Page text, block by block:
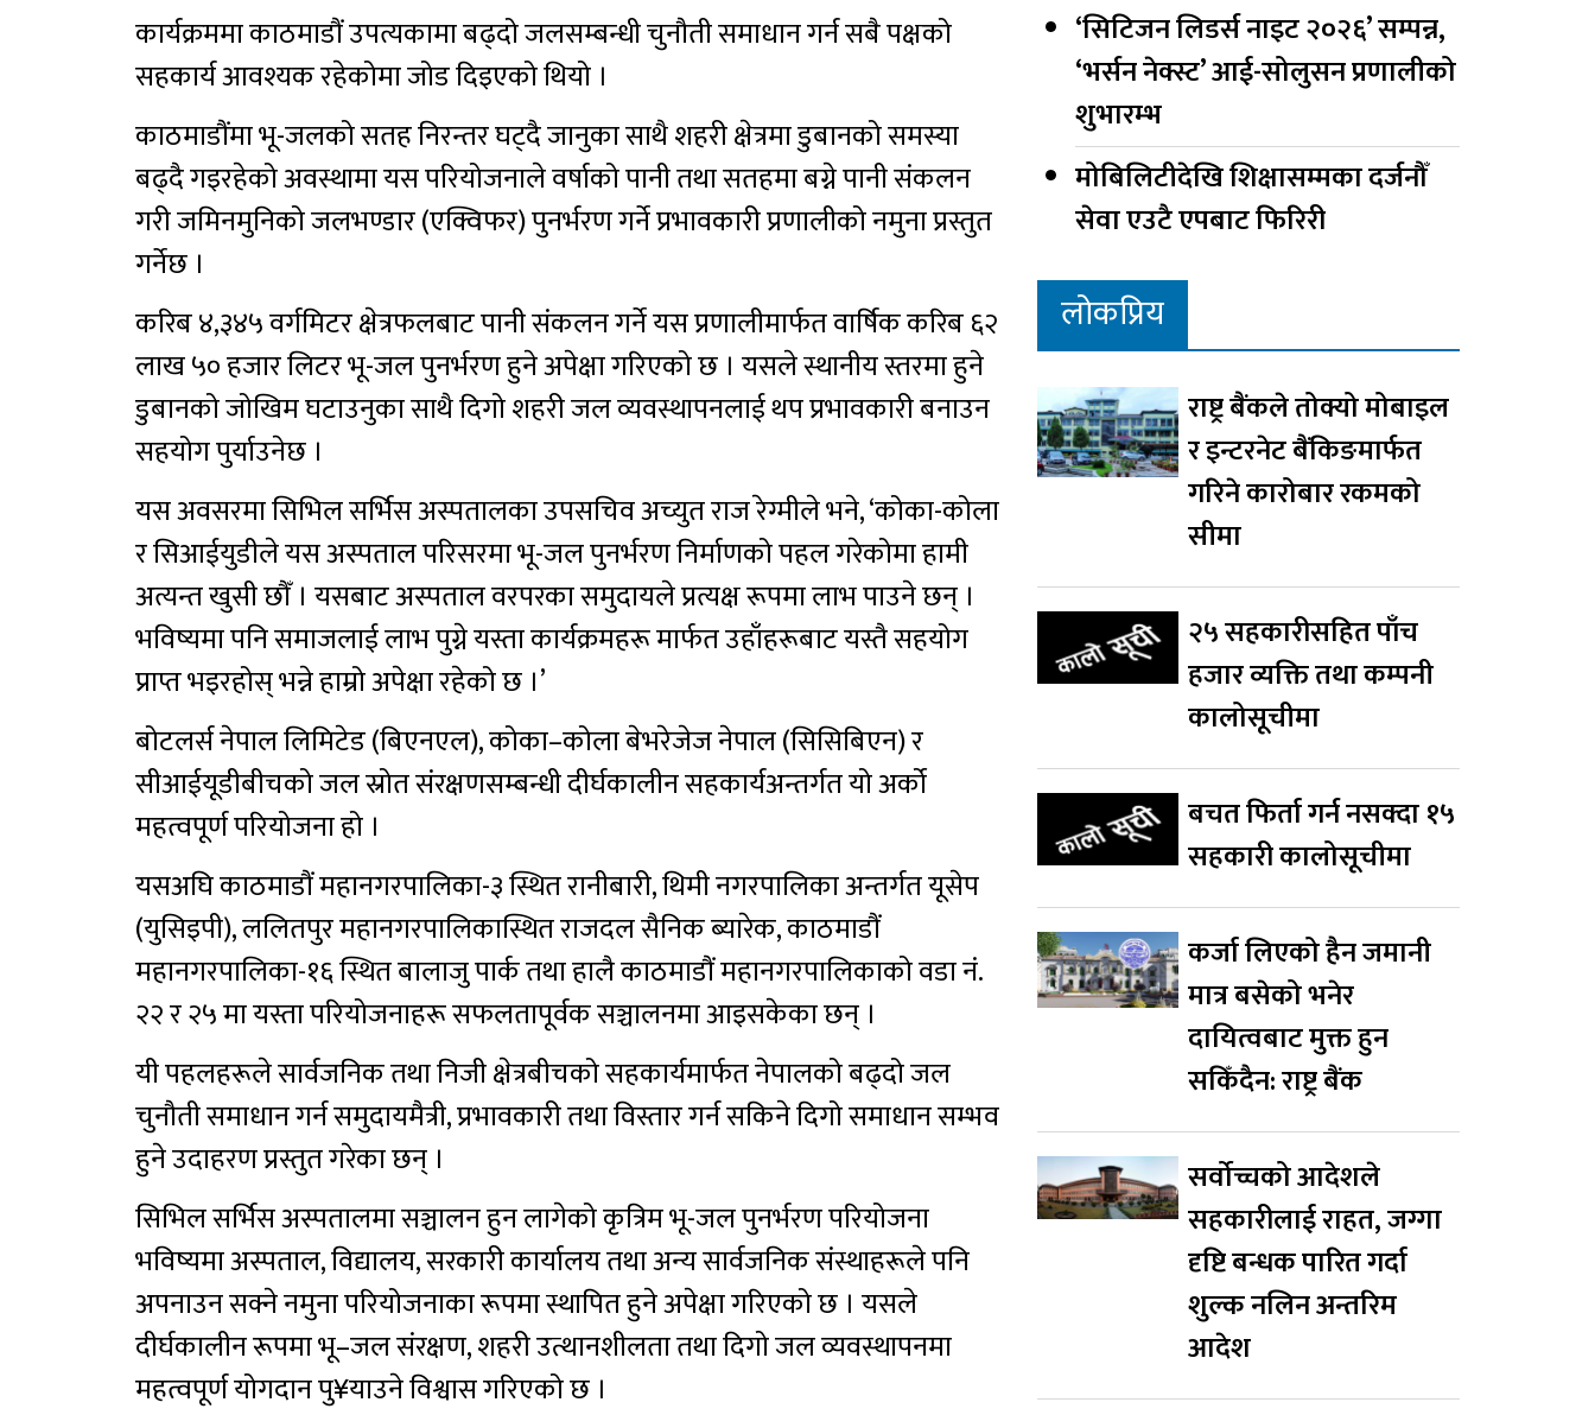
कार्यक्रममा काठमाडौं उपत्यकामा बढ्दो जलसम्बन्धी चुनौती समाधान गर्न सबै पक्षको
सहकार्य आवश्यक रहेकोमा जोड दिइएको थियो ।
काठमाडौंमा भू-जलको सतह निरन्तर घट्दै जानुका साथै शहरी क्षेत्रमा डुबानको समस्या
बढ्दै गइरहेको अवस्थामा यस परियोजनाले वर्षाको पानी तथा सतहमा बग्ने पानी संकलन
गरी जमिनमुनिको जलभण्डार (एक्विफर) पुनर्भरण गर्ने प्रभावकारी प्रणालीको नमुना प्रस्तुत
गर्नेछ ।
करिब ४,३४५ वर्गमिटर क्षेत्रफलबाट पानी संकलन गर्ने यस प्रणालीमार्फत वार्षिक करिब ६२
लाख ५० हजार लिटर भू-जल पुनर्भरण हुने अपेक्षा गरिएको छ । यसले स्थानीय स्तरमा हुने
डुबानको जोखिम घटाउनुका साथै दिगो शहरी जल व्यवस्थापनलाई थप प्रभावकारी बनाउन
सहयोग पुर्याउनेछ ।
यस अवसरमा सिभिल सर्भिस अस्पतालका उपसचिव अच्युत राज रेग्मीले भने, ‘कोका-कोला
र सिआईयुडीले यस अस्पताल परिसरमा भू-जल पुनर्भरण निर्माणको पहल गरेकोमा हामी
अत्यन्त खुसी छौँ । यसबाट अस्पताल वरपरका समुदायले प्रत्यक्ष रूपमा लाभ पाउने छन् ।
भविष्यमा पनि समाजलाई लाभ पुग्ने यस्ता कार्यक्रमहरू मार्फत उहाँहरूबाट यस्तै सहयोग
प्राप्त भइरहोस् भन्ने हाम्रो अपेक्षा रहेको छ ।’
बोटलर्स नेपाल लिमिटेड (बिएनएल), कोका–कोला बेभरेजेज नेपाल (सिसिबिएन) र
सीआईयूडीबीचको जल स्रोत संरक्षणसम्बन्धी दीर्घकालीन सहकार्यअन्तर्गत यो अर्को
महत्वपूर्ण परियोजना हो ।
यसअघि काठमाडौं महानगरपालिका-३ स्थित रानीबारी, थिमी नगरपालिका अन्तर्गत यूसेप
(युसिइपी), ललितपुर महानगरपालिकास्थित राजदल सैनिक ब्यारेक, काठमाडौं
महानगरपालिका-१६ स्थित बालाजु पार्क तथा हालै काठमाडौं महानगरपालिकाको वडा नं.
२२ र २५ मा यस्ता परियोजनाहरू सफलतापूर्वक सञ्चालनमा आइसकेका छन् ।
यी पहलहरूले सार्वजनिक तथा निजी क्षेत्रबीचको सहकार्यमार्फत नेपालको बढ्दो जल
चुनौती समाधान गर्न समुदायमैत्री, प्रभावकारी तथा विस्तार गर्न सकिने दिगो समाधान सम्भव
हुने उदाहरण प्रस्तुत गरेका छन् ।
सिभिल सर्भिस अस्पतालमा सञ्चालन हुन लागेको कृत्रिम भू-जल पुनर्भरण परियोजना
भविष्यमा अस्पताल, विद्यालय, सरकारी कार्यालय तथा अन्य सार्वजनिक संस्थाहरूले पनि
अपनाउन सक्ने नमुना परियोजनाका रूपमा स्थापित हुने अपेक्षा गरिएको छ । यसले
दीर्घकालीन रूपमा भू–जल संरक्षण, शहरी उत्थानशीलता तथा दिगो जल व्यवस्थापनमा
महत्वपूर्ण योगदान पु¥याउने विश्वास गरिएको छ ।
‘सिटिजन लिडर्स नाइट २०२६’ सम्पन्न,
‘भर्सन नेक्स्ट’ आई-सोलुसन प्रणालीको
शुभारम्भ
मोबिलिटीदेखि शिक्षासम्मका दर्जनौँ
सेवा एउटै एपबाट फिरिरी
लोकप्रिय
राष्ट्र बैंकले तोक्यो मोबाइल
र इन्टरनेट बैंकिङमार्फत
गरिने कारोबार रकमको
सीमा
२५ सहकारीसहित पाँच
हजार व्यक्ति तथा कम्पनी
कालोसूचीमा
बचत फिर्ता गर्न नसक्दा १५
सहकारी कालोसूचीमा
कर्जा लिएको हैन जमानी
मात्र बसेको भनेर
दायित्वबाट मुक्त हुन
सकिँदैन: राष्ट्र बैंक
सर्वोच्चको आदेशले
सहकारीलाई राहत, जग्गा
दृष्टि बन्धक पारित गर्दा
शुल्क नलिन अन्तरिम
आदेश